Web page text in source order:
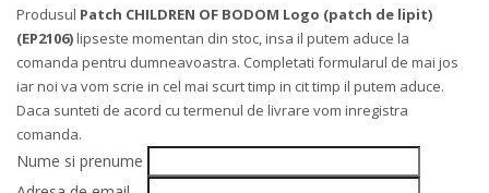
Produsul Patch CHILDREN OF BODOM Logo (patch de lipit)
(EP2106)lipseste momentan din stoc, insa il putem aduce la
comanda pentru dumneavoastra. Completati formularul de mai jos
iar noi va vom scrie in cel mai scurt timp in cit timp il putem aduce.
Daca sunteti de acord cu termenul de livrare vom inregistra
comanda.
Nume si prenume